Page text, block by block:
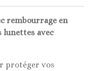
rembourrage en
avec
protéger vos